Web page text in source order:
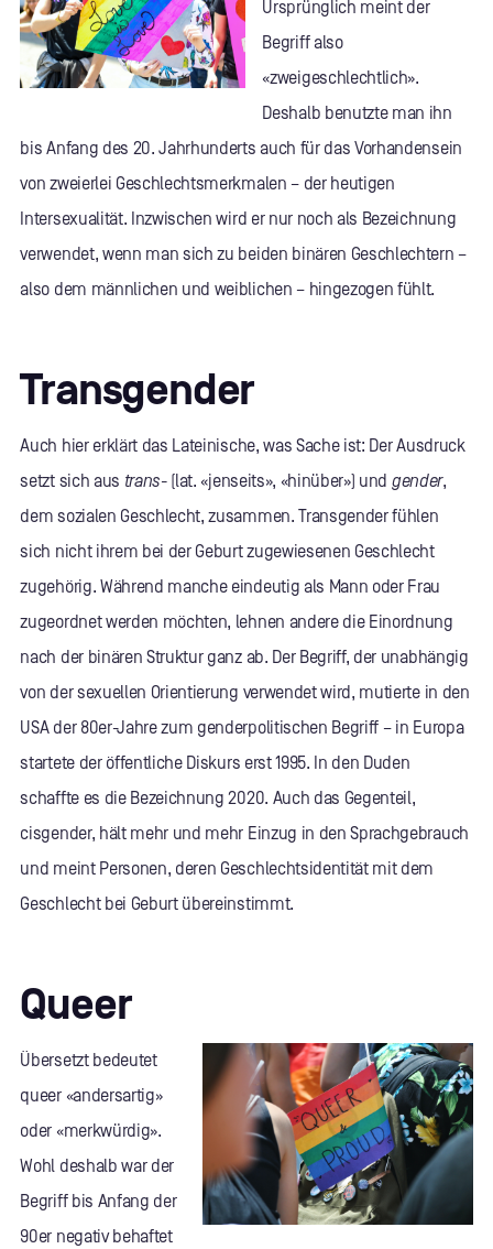
Ursprünglich meint der
Begriff also
«zweigeschlechtlich».
Deshalb benutzte man ihn
bis Anfang des 20. Jahrhunderts auch für das Vorhandensein
von zweierlei Geschlechtsmerkmalen – der heutigen
Intersexualität. Inzwischen wird er nur noch als Bezeichnung
verwendet, wenn man sich zu beiden binären Geschlechtern –
also dem männlichen und weiblichen – hingezogen fühlt.
Transgender
Auch hier erklärt das Lateinische, was Sache ist: Der Ausdruck
setzt sich aus trans-(lat. «jenseits», «hinüber») und gender,
dem sozialen Geschlecht, zusammen. Transgender fühlen
sich nicht ihrem bei der Geburt zugewiesenen Geschlecht
zugehörig. Während manche eindeutig als Mann oder Frau
zugeordnet werden möchten, lehnen andere die Einordnung
nach der binären Struktur ganz ab. Der Begriff, der unabhängig
von der sexuellen Orientierung verwendet wird, mutierte in den
USA der 80er-Jahre zum genderpolitischen Begriff – in Europa
startete der öffentliche Diskurs erst 1995. In den Duden
schaffte es die Bezeichnung 2020. Auch das Gegenteil,
cisgender, hält mehr und mehr Einzug in den Sprachgebrauch
und meint Personen, deren Geschlechtsidentität mit dem
Geschlecht bei Geburt übereinstimmt.
Queer
Übersetzt bedeutet
queer «andersartig»
oder «merkwürdig».
Wohl deshalb war der
Begriff bis Anfang der
90er negativ behaftet